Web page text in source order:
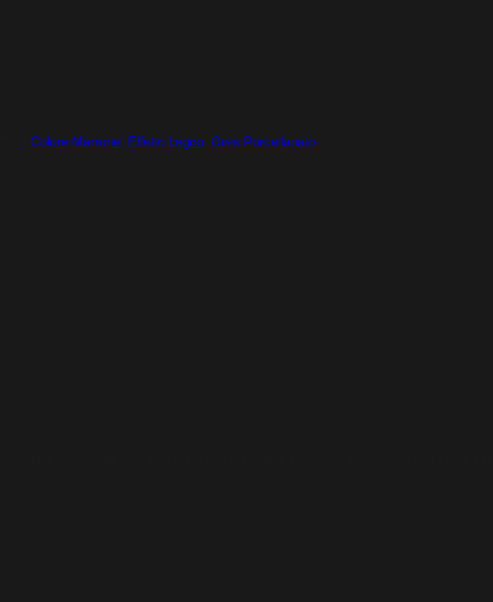
Colore Marrone Effetto Legno Gres Porcellanato